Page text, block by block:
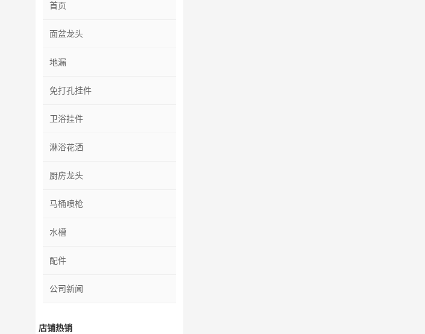
首页
面盆龙头
地漏
免打孔挂件
卫浴挂件
淋浴花洒
厨房龙头
马桶喷枪
水槽
配件
公司新闻
店铺热销